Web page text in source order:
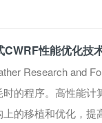
CWRF性能优化技
Research and
的程序。高性能
的移植和优化，